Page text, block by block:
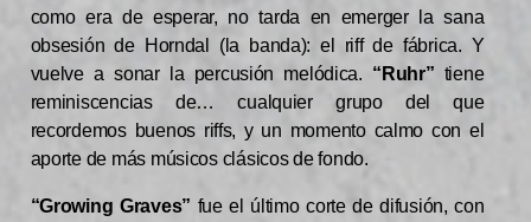
como era de esperar, no tarda en emerger la sana
obsesión de Horndal (la banda): el riff de fábrica. Y
vuelve a sonar la percusión melódica. “Ruhr” tiene
reminiscencias de… cualquier grupo del que
recordemos buenos riffs, y un momento calmo con el
aporte de más músicos clásicos de fondo.
“Growing Graves” fue el último corte de difusión, con